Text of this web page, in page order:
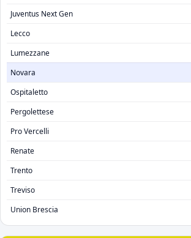
Juventus Next Gen
Lecco
Lumezzane
Novara
Ospitaletto
Pergolettese
Pro Vercelli
Renate
Trento
Treviso
Union Brescia